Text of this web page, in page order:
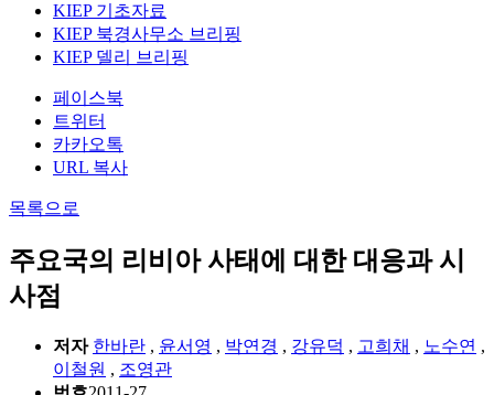
KIEP 기초자료
KIEP 북경사무소 브리핑
KIEP 델리 브리핑
페이스북
트위터
카카오톡
URL 복사
목록으로
주요국의 리비아 사태에 대한 대응과 시
사점
저자 한바란 , 윤서영 , 박연경 , 강유덕 , 고희채 , 노수연 ,
이철원 , 조영관